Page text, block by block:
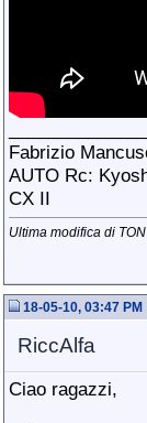
Fabrizio
AUTO Rc:
CX II
Ultima modifica di
18-05-10, 03:47 PM
RiccAlfa
Ciao ragazzi,